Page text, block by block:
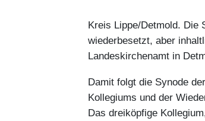
Kreis Lippe/Detmold. Die
wiederbesetzt, aber
Landeskirchenamt in
Damit folgt die Synode
Kollegiums und der
Das dreiköpfige